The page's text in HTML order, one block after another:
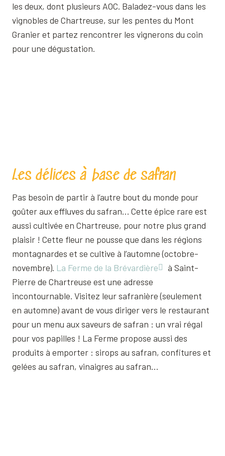
les deux, dont plusieurs AOC. Baladez-vous dans les
vignobles de Chartreuse, sur les pentes du Mont
Granier et partez rencontrer les vignerons du coin
pour une dégustation.
Les délices à base de safran
Pas besoin de partir à l’autre bout du monde pour
goûter aux effluves du safran… Cette épice rare est
aussi cultivée en Chartreuse, pour notre plus grand
plaisir ! Cette fleur ne pousse que dans les régions
montagnardes et se cultive à l’automne (octobre-
novembre). La Ferme de la Brévardière
à Saint-
Pierre de Chartreuse est une adresse
incontournable. Visitez leur safranière (seulement
en automne) avant de vous diriger vers le restaurant
pour un menu aux saveurs de safran : un vrai régal
pour vos papilles ! La Ferme propose aussi des
produits à emporter : sirops au safran, confitures et
gelées au safran, vinaigres au safran…